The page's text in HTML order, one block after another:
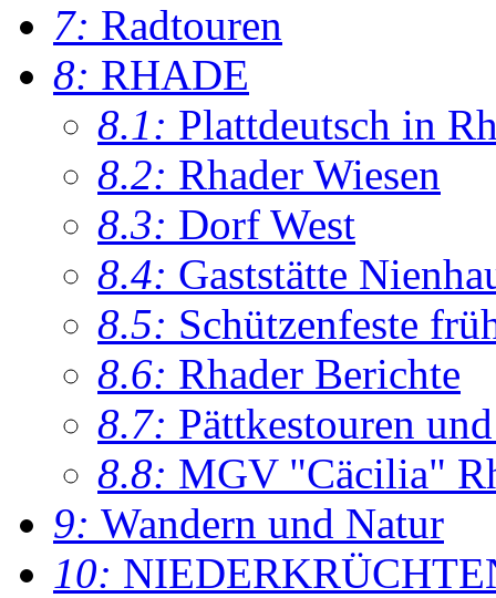
7: Radtouren
8: RHADE
8.1: Plattdeutsch in
8.2: Rhader Wiesen
8.3: Dorf West
8.4: Gaststätte
8.5: Schützenfeste
8.6: Rhader Berichte
8.7: Pättkestouren
8.8: MGV "Cäcilia"
9: Wandern und Natur
10: